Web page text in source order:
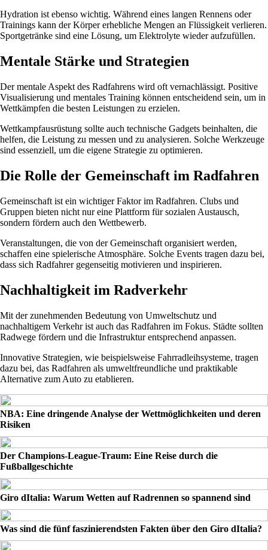
Hydration ist ebenso wichtig. Während eines langen Rennens oder
Trainings kann der Körper erhebliche Mengen an Flüssigkeit verlieren.
Sportgetränke sind eine Lösung, um Elektrolyte wieder aufzufüllen.
Mentale Stärke und Strategien
Der mentale Aspekt des Radfahrens wird oft vernachlässigt. Positive
Visualisierung und mentales Training können entscheidend sein, um in
Wettkämpfen die besten Leistungen zu erzielen.
Wettkampfausrüstung sollte auch technische Gadgets beinhalten, die
helfen, die Leistung zu messen und zu analysieren. Solche Werkzeuge
sind essenziell, um die eigene Strategie zu optimieren.
Die Rolle der Gemeinschaft im Radfahren
Gemeinschaft ist ein wichtiger Faktor im Radfahren. Clubs und
Gruppen bieten nicht nur eine Plattform für sozialen Austausch,
sondern fördern auch den Wettbewerb.
Veranstaltungen, die von der Gemeinschaft organisiert werden,
schaffen eine spielerische Atmosphäre. Solche Events tragen dazu bei,
dass sich Radfahrer gegenseitig motivieren und inspirieren.
Nachhaltigkeit im Radverkehr
Mit der zunehmenden Bedeutung von Umweltschutz und
nachhaltigem Verkehr ist auch das Radfahren im Fokus. Städte sollten
Radwege fördern und die Infrastruktur entsprechend anpassen.
Innovative Strategien, wie beispielsweise Fahrradleihsysteme, tragen
dazu bei, das Radfahren als umweltfreundliche und praktikable
Alternative zum Auto zu etablieren.
NBA: Eine dringende Analyse der Wettmöglichkeiten und deren
Risiken
Der Champions-League-Traum: Eine Reise durch die
Fußballgeschichte
Giro dItalia: Warum Wetten auf Radrennen so spannend sind
Was sind die fünf faszinierendsten Fakten über den Giro dItalia?